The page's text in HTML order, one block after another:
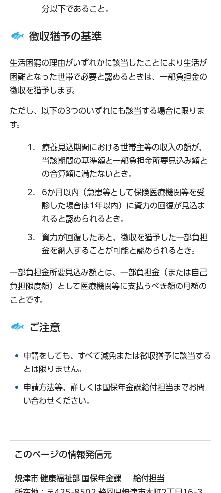
分以下であること。
徴収猶予の基準
生活困窮の理由がいずれかに該当したことにより生活が
困難となった世帯で必要と認めるときは、一部負担金の
徴収を猶予します。
ただし、以下の3つのいずれにも該当する場合に限りま
す。
療養見込期間における世帯主等の収入の額が、
当該期間の基準額と一部負担金所要見込み額と
の合算額に満たないとき。
6か月以内（急患等として保険医療機関等を受
診した場合は1年以内）に資力の回復が見込ま
れると認められるとき。
資力が回復したあと、徴収を猶予した一部負担
金を納入することが可能と認められるとき。
一部負担金所要見込み額とは、一部負担金（または自己
負担限度額）として医療機関等に支払うべき額の月額の
ことです。
ご注意
申請をしても、すべて減免または徴収猶予に該当する
とは限りません。
申請方法等、詳しくは国保年金課給付担当までお問
い合わせください。
このページの情報発信元
焼津市 健康福祉部 国保年金課 給付担当